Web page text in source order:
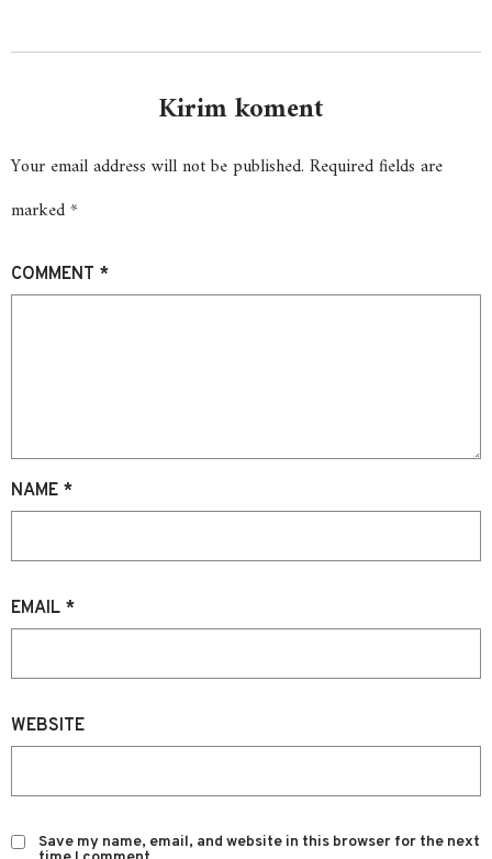
Kirim koment
Your email address will not be published. Required fields are
marked*
COMMENT *
NAME *
EMAIL *
WEBSITE
Save my name, email, and website in this browser for the next